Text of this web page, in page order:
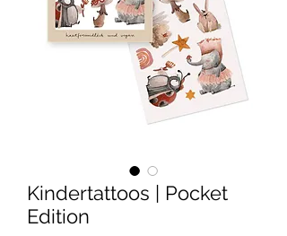
Kindertattoos | Pocket
Edition